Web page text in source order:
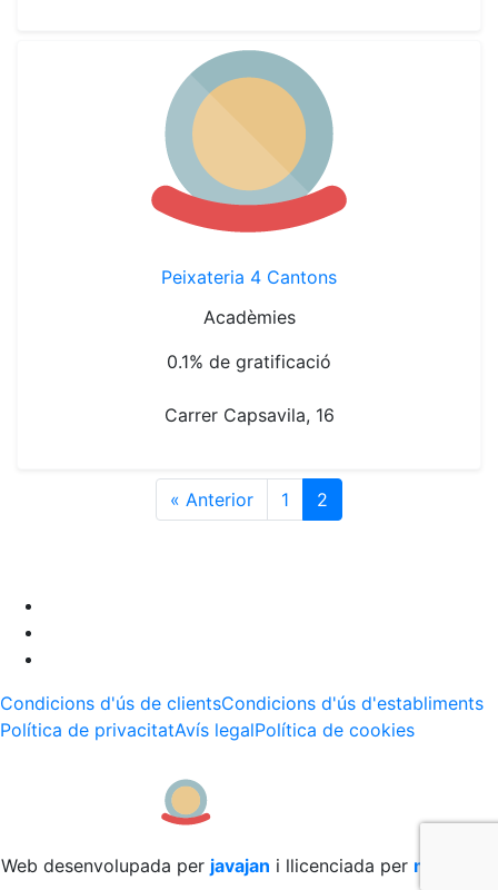
Peixateria 4 Cantons
Acadèmies
0.1% de gratificació
Carrer Capsavila, 16
« Anterior 1 2
Condicions d'ús de clientsCondicions d'ús d'establiments
Política de privacitatAvís legalPolítica de cookies
Web desenvolupada per javajan i llicenciada per moneder